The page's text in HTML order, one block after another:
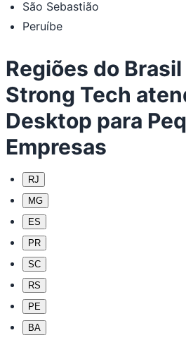
São Sebastião
Peruíbe
Regiões do
Strong Tech
Desktop para
Empresas
RJ
MG
ES
PR
SC
RS
PE
BA